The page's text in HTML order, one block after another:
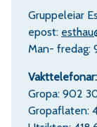
Gruppeleiar
epost:
Man- fredag:
Vakttelefonar:
Gropa: 902
Gropaflaten: